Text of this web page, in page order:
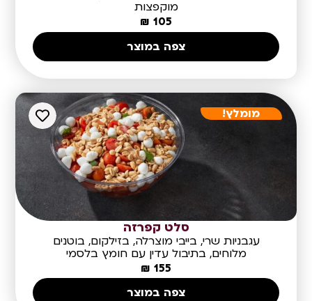
מוקפצות
₪ 105
צפה במוצר
מומלץ!
סלט קפרזה
עגבניות שרי, בייבי מוצרלה, בזילקום, בוטנים
מלוחים, בתיבול עדין עם חומץ בלסמי
₪ 155
צפה במוצר